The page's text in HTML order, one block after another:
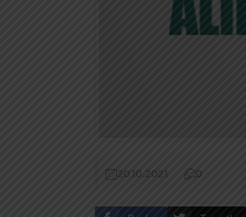
20.10.2021 0